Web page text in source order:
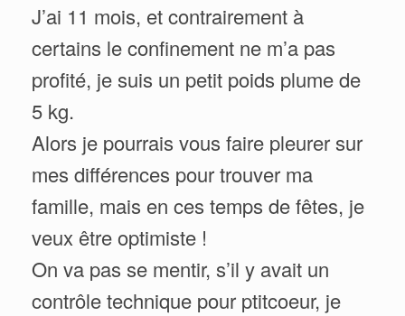
J’ai 11 mois, et contrairement à
certains le confinement ne m’a pas
profité, je suis un petit poids plume de
5 kg.
Alors je pourrais vous faire pleurer sur
mes différences pour trouver ma
famille, mais en ces temps de fêtes, je
veux être optimiste !
On va pas se mentir, s’il y avait un
contrôle technique pour ptitcoeur, je